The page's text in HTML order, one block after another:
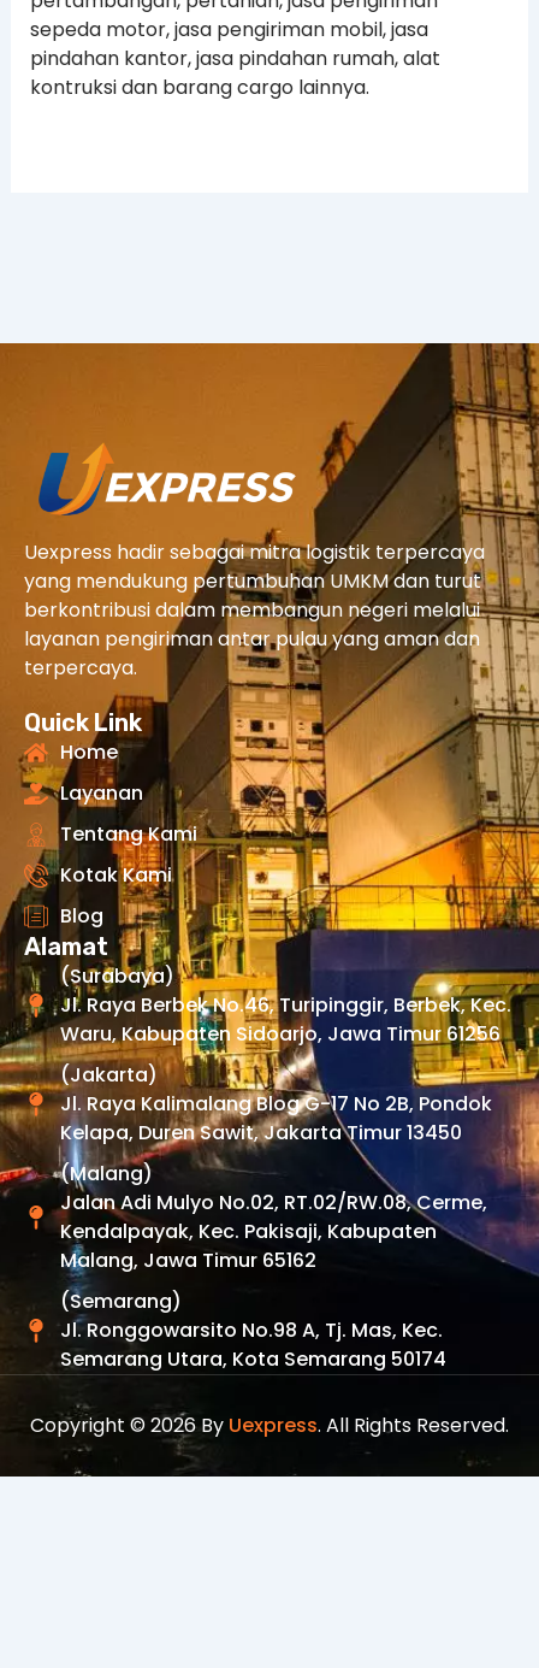
sepeda motor, jasa pengiriman mobil, jasa
pindahan kantor, jasa pindahan rumah, alat
kontruksi dan barang cargo lainnya.
Uexpress hadir sebagai mitra logistik terpercaya
yang mendukung pertumbuhan UMKM dan turut
berkontribusi dalam membangun negeri melalui
layanan pengiriman antar pulau yang aman dan
terpercaya.
Quick Link
Home
Layanan
Tentang Kami
Kotak Kami
Blog
Alamat
(Surabaya)
Jl. Raya Berbek No.46, Turipinggir, Berbek, Kec.
Waru, Kabupaten Sidoarjo, Jawa Timur 61256
(Jakarta)
Jl. Raya Kalimalang Blog G-17 No 2B, Pondok
Kelapa, Duren Sawit, Jakarta Timur 13450
(Malang)
Jalan Adi Mulyo No.02, RT.02/RW.08, Cerme,
Kendalpayak, Kec. Pakisaji, Kabupaten
Malang, Jawa Timur 65162
(Semarang)
Jl. Ronggowarsito No.98 A, Tj. Mas, Kec.
Semarang Utara, Kota Semarang 50174
Copyright © 2026 By Uexpress. All Rights Reserved.